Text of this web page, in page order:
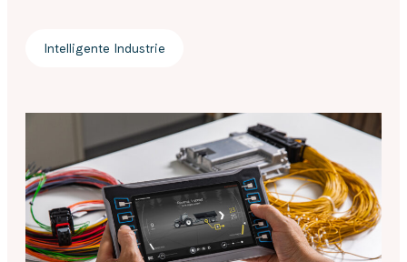
Intelligente Industrie